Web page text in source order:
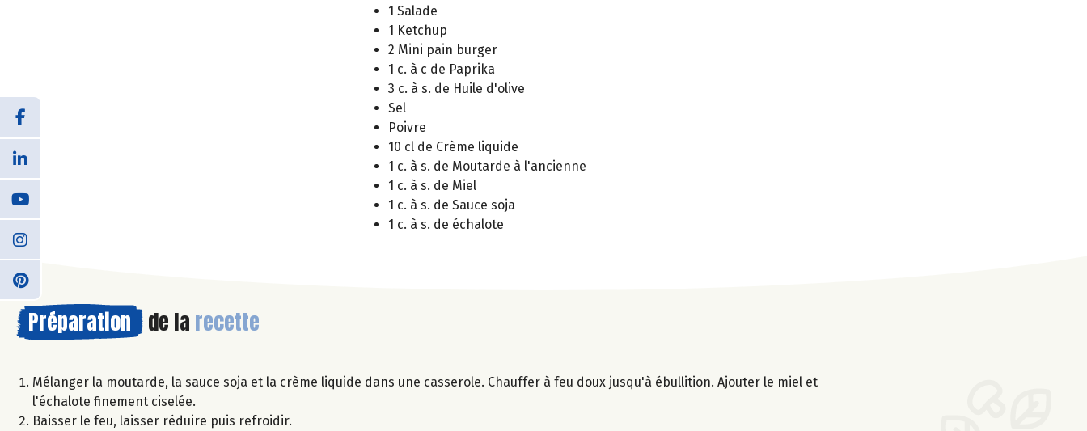
1 Salade
1 Ketchup
2 Mini pain burger
1 c. à c de Paprika
3 c. à s. de Huile d'olive
Sel
Poivre
10 cl de Crème liquide
1 c. à s. de Moutarde à l'ancienne
1 c. à s. de Miel
1 c. à s. de Sauce soja
1 c. à s. de échalote
Préparation de la recette
Mélanger la moutarde, la sauce soja et la crème liquide dans une casserole. Chauffer à feu doux jusqu'à ébullition. Ajouter le miel et
l'échalote finement ciselée.
Baisser le feu, laisser réduire puis refroidir.